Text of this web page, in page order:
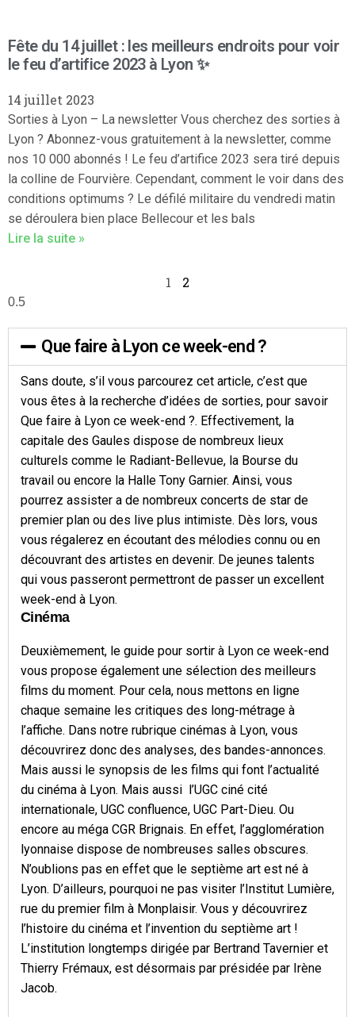
Fête du 14 juillet : les meilleurs endroits pour voir
le feu d’artifice 2023 à Lyon ✨
14 juillet 2023
Sorties à Lyon – La newsletter Vous cherchez des sorties à
Lyon ? Abonnez-vous gratuitement à la newsletter, comme
nos 10 000 abonnés ! Le feu d’artifice 2023 sera tiré depuis
la colline de Fourvière. Cependant, comment le voir dans des
conditions optimums ? Le défilé militaire du vendredi matin
se déroulera bien place Bellecour et les bals
Lire la suite »
1 2
Que faire à Lyon ce week-end ?
Sans doute, s’il vous parcourez cet article, c’est que
vous êtes à la recherche d’idées de sorties, pour savoir
Que faire à Lyon ce week-end ?. Effectivement, la
capitale des Gaules dispose de nombreux lieux
culturels comme le Radiant-Bellevue, la Bourse du
travail ou encore la Halle Tony Garnier. Ainsi, vous
pourrez assister a de nombreux concerts de star de
premier plan ou des live plus intimiste. Dès lors, vous
vous régalerez en écoutant des mélodies connu ou en
découvrant des artistes en devenir. De jeunes talents
qui vous passeront permettront de passer un excellent
week-end à Lyon.
Cinéma
Deuxièmement, le guide pour sortir à Lyon ce week-end
vous propose également une sélection des meilleurs
films du moment. Pour cela, nous mettons en ligne
chaque semaine les critiques des long-métrage à
l’affiche. Dans notre rubrique cinémas à Lyon, vous
découvrirez donc des analyses, des bandes-annonces.
Mais aussi le synopsis de les films qui font l’actualité
du cinéma à Lyon. Mais aussi l’UGC ciné cité
internationale, UGC confluence, UGC Part-Dieu. Ou
encore au méga CGR Brignais. En effet, l’agglomération
lyonnaise dispose de nombreuses salles obscures.
N’oublions pas en effet que le septième art est né à
Lyon. D’ailleurs, pourquoi ne pas visiter l’Institut Lumière,
rue du premier film à Monplaisir. Vous y découvrirez
l’histoire du cinéma et l’invention du septième art !
L’institution longtemps dirigée par Bertrand Tavernier et
Thierry Frémaux, est désormais par présidée par Irène
Jacob.